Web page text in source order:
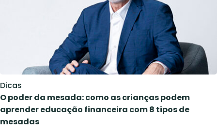
Dicas
O poder da mesada: como as crianças podem
aprender educação financeira com 8 tipos de
mesadas